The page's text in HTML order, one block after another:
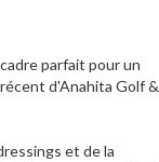
parfait pour un
d'Anahita Golf &
et de la